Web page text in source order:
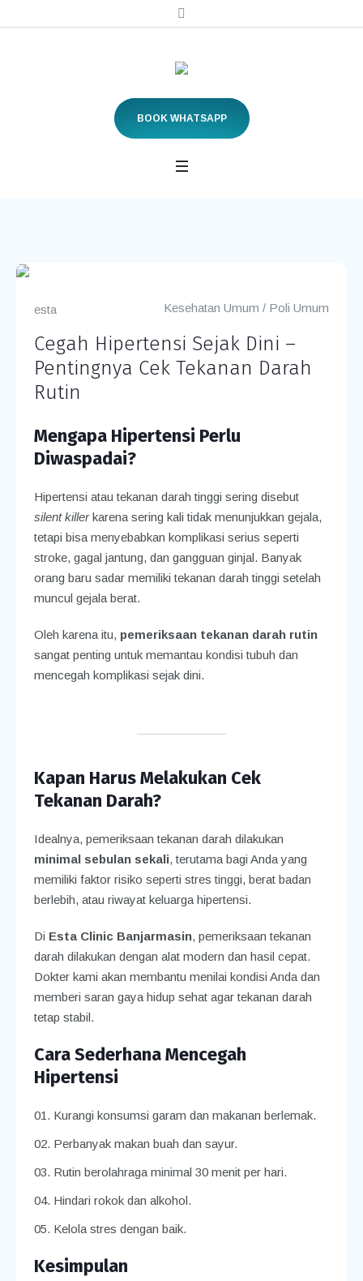
BOOK WHATSAPP
Kesehatan Umum / Poli Umum
esta
Cegah Hipertensi Sejak Dini –
Pentingnya Cek Tekanan Darah
Rutin
Mengapa Hipertensi Perlu
Diwaspadai?
Hipertensi atau tekanan darah tinggi sering disebut
silent killerkarena sering kali tidak menunjukkan gejala,
tetapi bisa menyebabkan komplikasi serius seperti
stroke, gagal jantung, dan gangguan ginjal. Banyak
orang baru sadar memiliki tekanan darah tinggi setelah
muncul gejala berat.
Oleh karena itu, pemeriksaan tekanan darah rutin
sangat penting untuk memantau kondisi tubuh dan
mencegah komplikasi sejak dini.
Kapan Harus Melakukan Cek
Tekanan Darah?
Idealnya, pemeriksaan tekanan darah dilakukan
minimal sebulan sekali, terutama bagi Anda yang
memiliki faktor risiko seperti stres tinggi, berat badan
berlebih, atau riwayat keluarga hipertensi.
Di Esta Clinic Banjarmasin, pemeriksaan tekanan
darah dilakukan dengan alat modern dan hasil cepat.
Dokter kami akan membantu menilai kondisi Anda dan
memberi saran gaya hidup sehat agar tekanan darah
tetap stabil.
Cara Sederhana Mencegah
Hipertensi
Kurangi konsumsi garam dan makanan berlemak.
Perbanyak makan buah dan sayur.
Rutin berolahraga minimal 30 menit per hari.
Hindari rokok dan alkohol.
Kelola stres dengan baik.
Kesimpulan